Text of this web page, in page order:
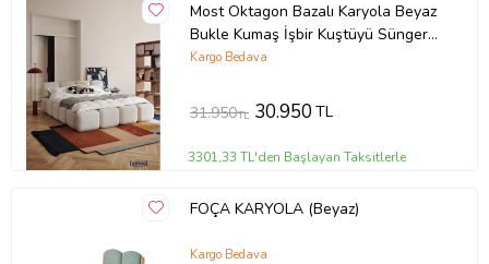
Most Oktagon Bazalı Karyola Beyaz
Bukle Kumaş İşbir Kuştüyü Sünger
180x200 Yatak İçin(Kurulum Dahil)
Kargo Bedava
31.950TL 30.950TL
3301,33 TL'den Başlayan Taksitlerle
FOÇA KARYOLA (Beyaz)
Kargo Bedava